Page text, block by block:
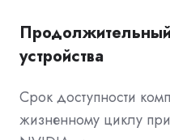
устройства
Срок доступности
жизненному циклу